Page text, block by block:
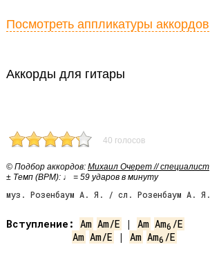
Аккорды для гитары
40 голосов
© Подбор аккордов: Михаил Очерет // специалист
± Темп (BPM): ♩ = 59 ударов в минуту
муз. Розенбаум А. Я. / сл. Розенбаум А. Я.
Вступление: Am Am/E | Am Am6 /E
Am Am/E | Am Am6 /E
Посмотреть аппликатуры аккордов